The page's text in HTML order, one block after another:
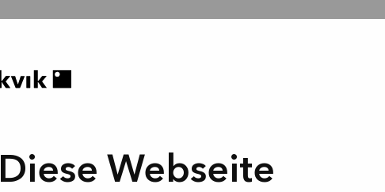
Diese Webseite